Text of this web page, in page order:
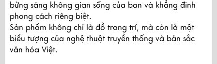
bừng sáng không gian sống của bạn và khẳng định
phong cách riêng biệt.
Sản phẩm không chỉ là đồ trang trí, mà còn là một
biểu tượng của nghệ thuật truyền thống và bản sắc
văn hóa Việt.